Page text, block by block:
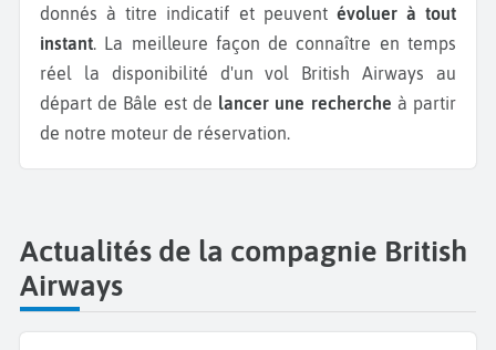
donnés à titre indicatif et peuvent évoluer à tout
instant. La meilleure façon de connaître en temps
réel la disponibilité d'un vol British Airways au
départ de Bâle est de lancer une recherche à partir
de notre moteur de réservation.
Actualités de la compagnie British
Airways